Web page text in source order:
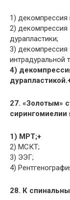
1) декомпрессия
2) декомпрессия
дурапластики;
3) декомпрессия
интрадуральной
4)
27. «Золотым»
сирингомиелии
1) МРТ;+
2) МСКТ;
3) ЭЭГ;
4)
28. К